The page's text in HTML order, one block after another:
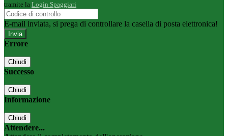
tramite la Login Spaggiari
E-mail inviata, si prega di controllare la casella di posta elettronica!
Errore
Chiudi
Successo
Chiudi
Informazione
Chiudi
Attendere...